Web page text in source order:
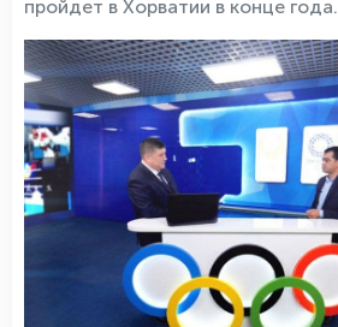
пройдет в Хорватии в конце года.